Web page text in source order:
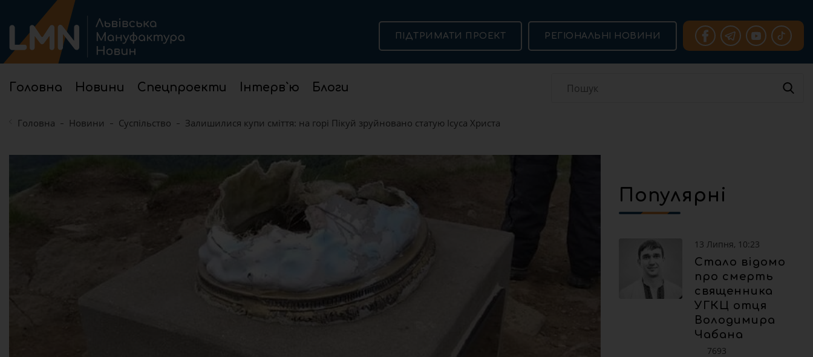
Головна Новини Спецпроекти Інтерв`ю Блоги
ПІДТРИМАТИ ПРОЕКТ РЕГІОНАЛЬНІ НОВИНИ
Головна Новини Суспільство Залишилися купи сміття: на горі Пікуй зруйновано статую Ісуса Христа
Популярні
13 Липня, 10:23
Стало відомо
про смерть
священника
УГКЦ отця
Володимира
Чабана
7693